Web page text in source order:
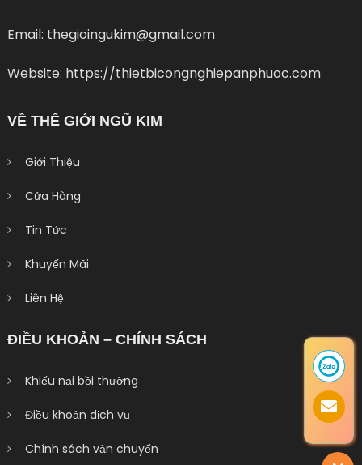
Email: thegioingukim@gmail.com
Website: https://thietbicongnghiepanphuoc.com
VỀ THẾ GIỚI NGŨ KIM
Giới Thiệu
Cửa Hàng
Tin Tức
Khuyến Mãi
Liên Hệ
ĐIỀU KHOẢN – CHÍNH SÁCH
Khiếu nại bồi thường
Điều khoản dịch vụ
Chính sách vận chuyển